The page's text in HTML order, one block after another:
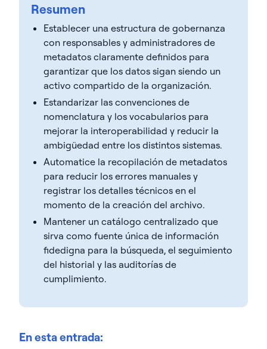
Resumen
Establecer una estructura de gobernanza
con responsables y administradores de
metadatos claramente definidos para
garantizar que los datos sigan siendo un
activo compartido de la organización.
Estandarizar las convenciones de
nomenclatura y los vocabularios para
mejorar la interoperabilidad y reducir la
ambigüedad entre los distintos sistemas.
Automatice la recopilación de metadatos
para reducir los errores manuales y
registrar los detalles técnicos en el
momento de la creación del archivo.
Mantener un catálogo centralizado que
sirva como fuente única de información
fidedigna para la búsqueda, el seguimiento
del historial y las auditorías de
cumplimiento.
En esta entrada: